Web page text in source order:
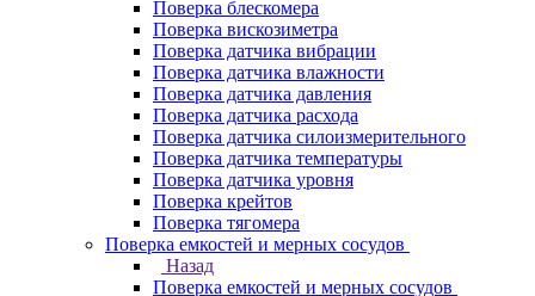
Поверка блескомера
Поверка вискозиметра
Поверка датчика вибрации
Поверка датчика влажности
Поверка датчика давления
Поверка датчика расхода
Поверка датчика силоизмерительного
Поверка датчика температуры
Поверка датчика уровня
Поверка крейтов
Поверка тягомера
Поверка емкостей и мерных сосудов
Назад
Поверка емкостей и мерных сосудов